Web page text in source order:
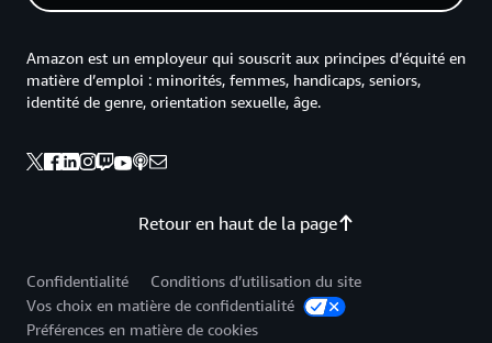
Retour en haut de la page
Amazon est un employeur qui souscrit aux principes d’équité en
matière d’emploi : minorités, femmes, handicaps, seniors,
identité de genre, orientation sexuelle, âge.
Confidentialité
Conditions d’utilisation du site
Vos choix en matière de confidentialité
Préférences en matière de cookies